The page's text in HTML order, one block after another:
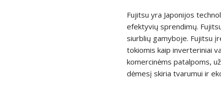
Fujitsu yra Japonijos
efektyvių sprendimų.
siurblių gamyboje. Fujitsu
tokiomis kaip inverteriniai
komercinėms patalpoms,
dėmesį skiria tvarumui ir